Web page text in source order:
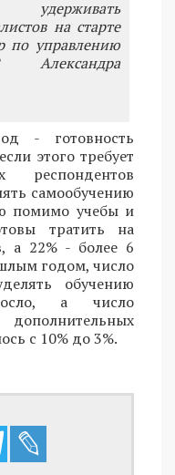
на старте
по управлению
Александра
- готовность
этого требует
самообучению
помимо учебы и
тратить на
а 22% - более 6
годом, число
обучению
а число
с 10% до 3%.